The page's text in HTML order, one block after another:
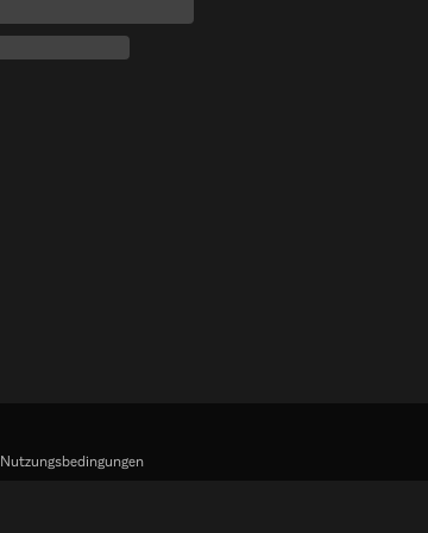
Nutzungsbedingungen